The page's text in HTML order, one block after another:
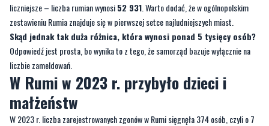
liczniejsze – liczba rumian wynosi52 931 . Warto dodać, że w ogólnopolskim
zestawieniu Rumia znajduje się w pierwszej setce najludniejszych miast.
Skąd jednak tak duża różnica, która wynosi ponad 5 tysięcy osób?
Odpowiedź jest prosta, bo wynika to z tego, że samorząd bazuje wyłącznie na
liczbie zameldowań.
W Rumi w 2023 r. przybyło dzieci i
małżeństw
W 2023 r. liczba zarejestrowanych zgonów w Rumi sięgnęła 374 osób, czyli o 7